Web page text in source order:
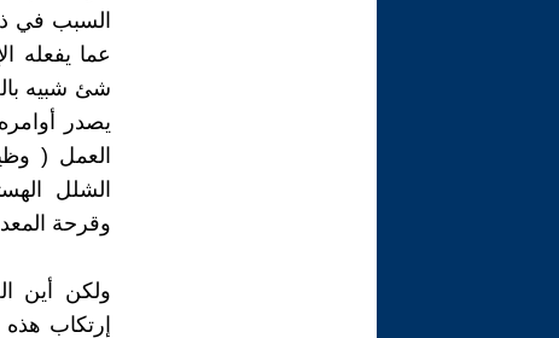
السبب في
عما يفعله
شئ شبيه
يصدر
العمل (
الشلل
وقرحة
ولكن أين
إرتكاب